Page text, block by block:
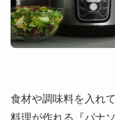
食材や調味料を入れ